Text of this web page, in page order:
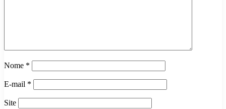
Nome *
E-mail *
Site